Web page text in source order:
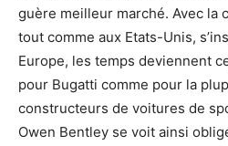
guère meilleur marché. Avec la
tout comme aux Etats-Unis,
Europe, les temps deviennent
pour Bugatti comme pour la
constructeurs de voitures de
Owen Bentley se voit ainsi